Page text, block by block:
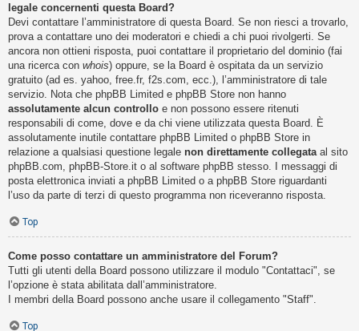
legale concernenti questa Board?
Devi contattare l’amministratore di questa Board. Se non riesci a trovarlo,
prova a contattare uno dei moderatori e chiedi a chi puoi rivolgerti. Se
ancora non ottieni risposta, puoi contattare il proprietario del dominio (fai
una ricerca con whois) oppure, se la Board è ospitata da un servizio
gratuito (ad es. yahoo, free.fr, f2s.com, ecc.), l’amministratore di tale
servizio. Nota che phpBB Limited e phpBB Store non hanno
assolutamente alcun controllo e non possono essere ritenuti
responsabili di come, dove e da chi viene utilizzata questa Board. È
assolutamente inutile contattare phpBB Limited o phpBB Store in
relazione a qualsiasi questione legale non direttamente collegata al sito
phpBB.com, phpBB-Store.it o al software phpBB stesso. I messaggi di
posta elettronica inviati a phpBB Limited o a phpBB Store riguardanti
l’uso da parte di terzi di questo programma non riceveranno risposta.
Top
Come posso contattare un amministratore del Forum?
Tutti gli utenti della Board possono utilizzare il modulo "Contattaci", se
l’opzione è stata abilitata dall’amministratore.
I membri della Board possono anche usare il collegamento "Staff".
Top